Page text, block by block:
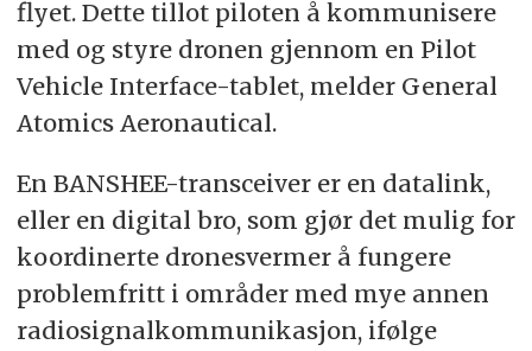
flyet. Dette tillot piloten å kommunisere
med og styre dronen gjennom en Pilot
Vehicle Interface-tablet, melder General
Atomics Aeronautical.
En BANSHEE-transceiver er en datalink,
eller en digital bro, som gjør det mulig for
koordinerte dronesvermer å fungere
problemfritt i områder med mye annen
radiosignalkommunikasjon, ifølge